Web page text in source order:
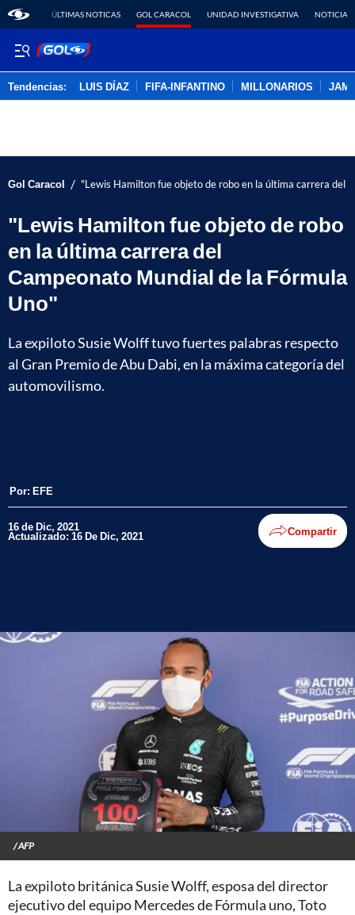
ÚLTIMAS NOTICAS GOL CARACOL UNIDAD INVESTIGATIVA NOTICIAS
Tendencias: LUIS DÍAZ FIFA-INFANTINO MILLONARIOS
Gol Caracol / "Lewis Hamilton fue objeto de robo en la última carrera del
"Lewis Hamilton fue objeto de robo
en la última carrera del
Campeonato Mundial de la Fórmula
Uno"
La expiloto Susie Wolff tuvo fuertes palabras respecto
al Gran Premio de Abu Dabi, en la máxima categoría del
automovilismo.
Por: EFE
16 de Dic, 2021
Actualizado: 16 De Dic, 2021 Compartir
/ AFP
La expiloto británica Susie Wolff, esposa del director
ejecutivo del equipo Mercedes de Fórmula uno, Toto